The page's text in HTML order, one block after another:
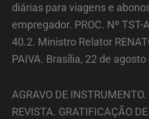
diárias para viagens e
empregador. PROC. Nº
40.2. Ministro Relator
PAIVA. Brasília, 22 de agosto
AGRAVO DE INSTRUMENTO.
REVISTA. GRATIFICAÇÃO